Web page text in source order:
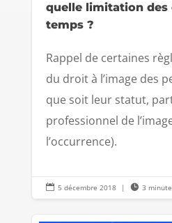
quelle limitation des
temps ?
Rappel de certaines
du droit à l’image des
que soit leur statut,
professionnel de
l’occurrence).
 5 décembre 2018 |  3